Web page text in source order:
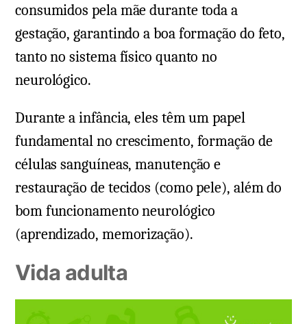
consumidos pela mãe durante toda a
gestação, garantindo a boa formação do feto,
tanto no sistema físico quanto no
neurológico.
Durante a infância, eles têm um papel
fundamental no crescimento, formação de
células sanguíneas, manutenção e
restauração de tecidos (como pele), além do
bom funcionamento neurológico
(aprendizado, memorização).
Vida adulta